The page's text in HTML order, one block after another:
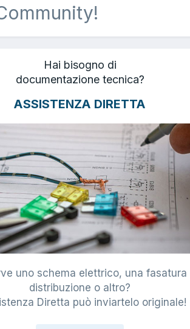
Hai bisogno di
documentazione tecnica?
ASSISTENZA DIRETTA
uno schema elettrico, una fasatura
distribuzione o altro?
Diretta può inviartelo originale!